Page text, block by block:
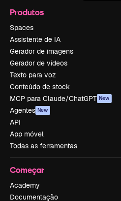
Produtos
Spaces
Assistente de IA
Gerador de imagens
Gerador de vídeos
Texto para voz
Conteúdo de stock
MCP para Claude/ChatGPT New
Agentes New
API
App móvel
Todas as ferramentas
Começar
Academy
Documentação